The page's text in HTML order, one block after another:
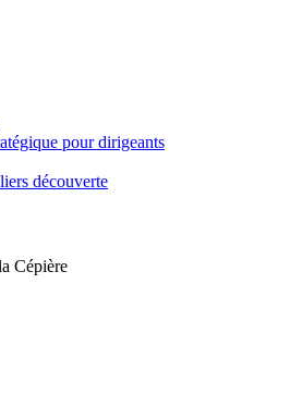
pour dirigeants
découverte
Cépière